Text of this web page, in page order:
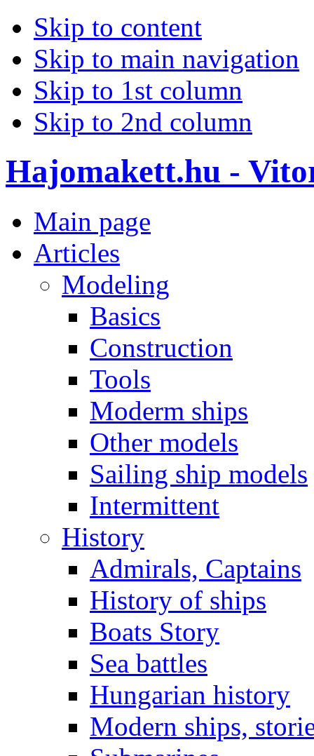
Skip to content
Skip to main navigation
Skip to 1st column
Skip to 2nd column
Hajomakett.hu -
Main page
Articles
Modeling
Basics
Construction
Tools
Moderm ships
Other models
Sailing ship models
Intermittent
History
Admirals, Captains
History of ships
Boats Story
Sea battles
Hungarian history
Modern ships,